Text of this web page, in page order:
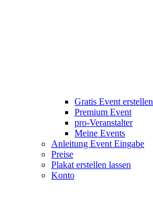
Gratis Event erstellen
Premium Event
pro-Veranstalter
Meine Events
Anleitung Event Eingabe
Preise
Plakat erstellen lassen
Konto